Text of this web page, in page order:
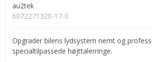
au2tek
6072271320-17-0
Opgrader bilens lydsystem nemt og
specialtilpassede højttalerringe.